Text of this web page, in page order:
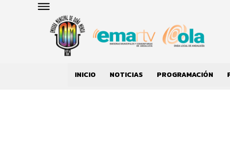
INICIO NOTICIAS PROGRAMACIÓN